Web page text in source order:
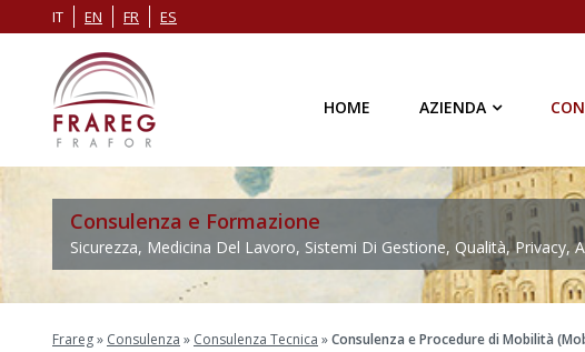
IT EN FR ES
HOME AZIENDA
Consulenza e Formazione
Sicurezza, Medicina Del Lavoro, Sistemi Di Gestione, Qualità, Privacy,
Frareg» Consulenza » Consulenza Tecnica »Consulenza e Procedure di Mobilità